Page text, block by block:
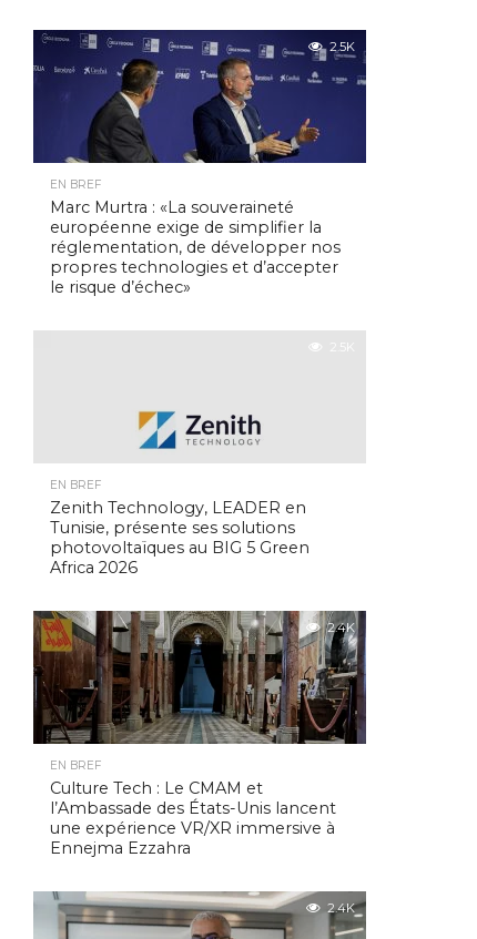
2.5K
EN BREF
Marc Murtra : «La souveraineté
européenne exige de simplifier la
réglementation, de développer nos
propres technologies et d’accepter
le risque d’échec»
2.5K
EN BREF
Zenith Technology, LEADER en
Tunisie, présente ses solutions
photovoltaïques au BIG 5 Green
Africa 2026
2.4K
EN BREF
Culture Tech : Le CMAM et
l’Ambassade des États-Unis lancent
une expérience VR/XR immersive à
Ennejma Ezzahra
2.4K